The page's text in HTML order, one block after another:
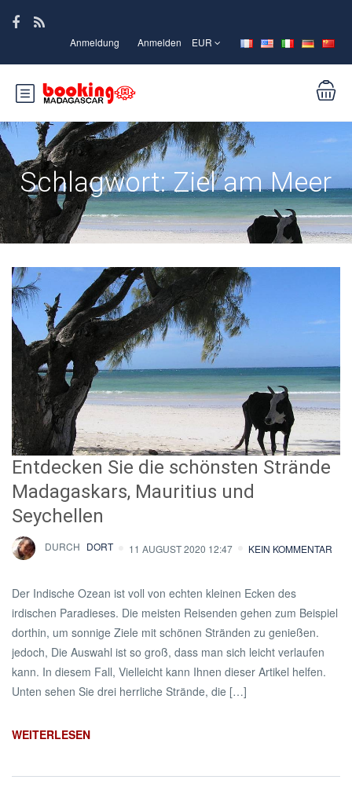
Anmeldung Anmelden EUR
Schlagwort:Ziel am Meer
Voyages
Entdecken Sie die schönsten Strände
Madagaskars, Mauritius und
Seychellen
DURCH DORT 11 AUGUST 2020 12:47 KEIN KOMMENTAR
Der Indische Ozean ist voll von echten kleinen Ecken des
irdischen Paradieses. Die meisten Reisenden gehen zum Beispiel
dorthin, um sonnige Ziele mit schönen Stränden zu genießen.
jedoch, Die Auswahl ist so groß, dass man sich leicht verlaufen
kann. In diesem Fall, Vielleicht kann Ihnen dieser Artikel helfen.
Unten sehen Sie drei herrliche Strände, die […]
WEITERLESEN